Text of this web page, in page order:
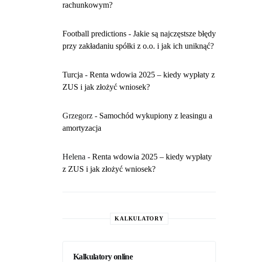
rachunkowym?
Football predictions - Jakie są najczęstsze błędy
przy zakładaniu spółki z o.o. i jak ich uniknąć?
Turcja - Renta wdowia 2025 – kiedy wypłaty z
ZUS i jak złożyć wniosek?
Grzegorz - Samochód wykupiony z leasingu a
amortyzacja
Helena - Renta wdowia 2025 – kiedy wypłaty
z ZUS i jak złożyć wniosek?
KALKULATORY
Kalkulatory online